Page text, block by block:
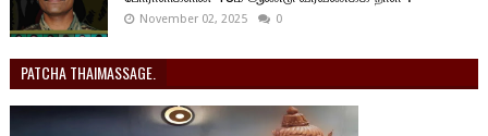
November 02, 2025 0
PATCHA THAIMASSAGE.